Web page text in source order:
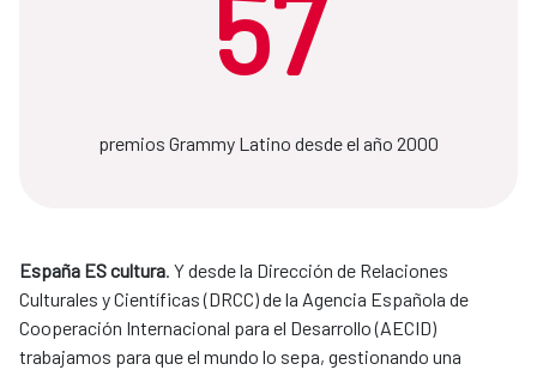
57
premios Grammy Latino desde el año 2000
España ES cultura. Y desde la Dirección de Relaciones
Culturales y Científicas (DRCC) de la Agencia Española de
Cooperación Internacional para el Desarrollo (AECID)
trabajamos para que el mundo lo sepa, gestionando una